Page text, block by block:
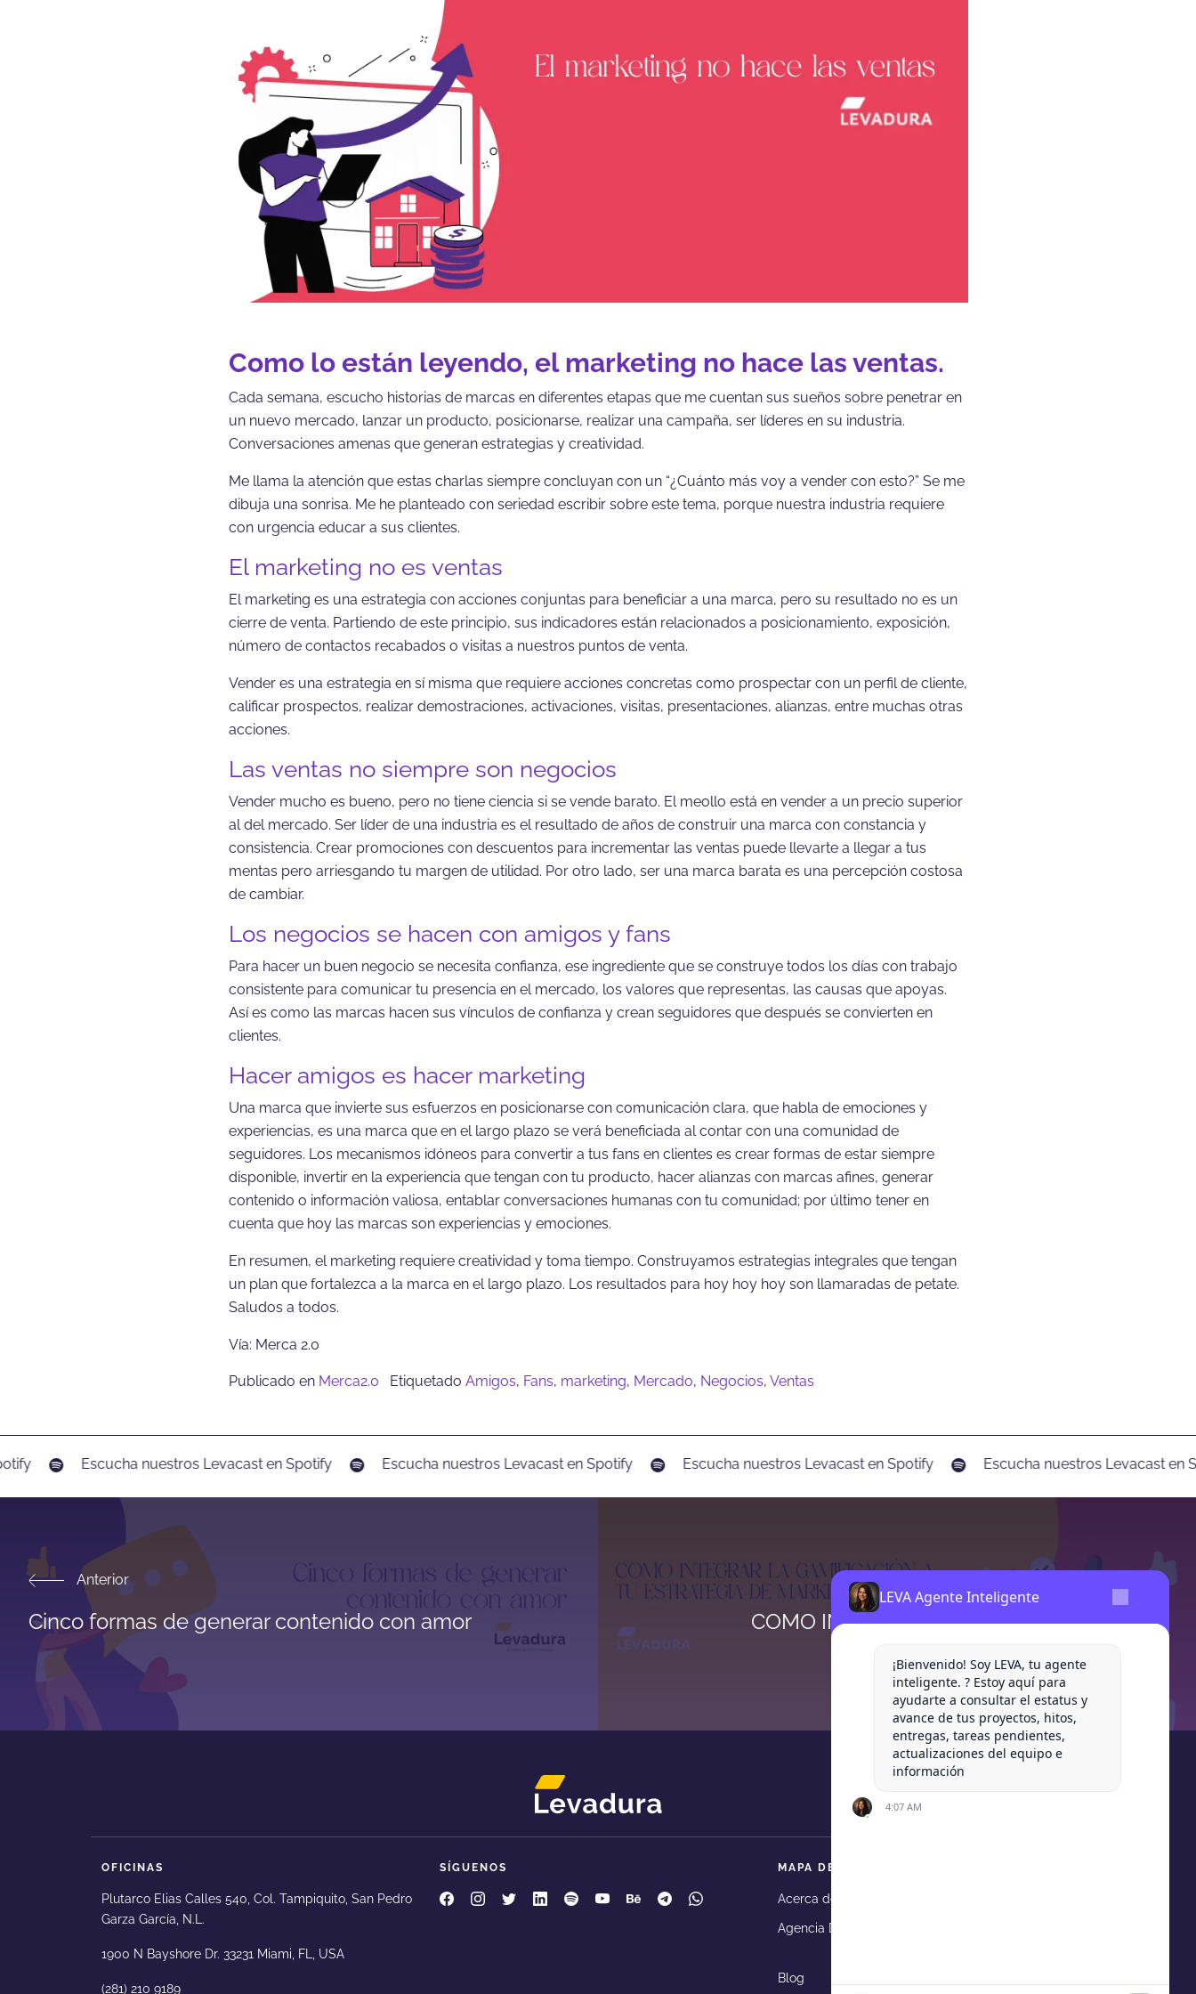
LEVA Agente Inteligente
¡Bienvenido! Soy LEVA, tu agente
inteligente. ? Estoy aquí para
ayudarte a consultar el estatus y
avance de tus proyectos, hitos,
entregas, tareas pendientes,
actualizaciones del equipo e
información
4:07 AM
Como lo están leyendo, el marketing no hace las ventas.
Cada semana, escucho historias de marcas en diferentes etapas que me cuentan sus sueños sobre penetrar en
un nuevo mercado, lanzar un producto, posicionarse, realizar una campaña, ser líderes en su industria.
Conversaciones amenas que generan estrategias y creatividad.
Me llama la atención que estas charlas siempre concluyan con un “¿Cuánto más voy a vender con esto?” Se me
dibuja una sonrisa. Me he planteado con seriedad escribir sobre este tema, porque nuestra industria requiere
con urgencia educar a sus clientes.
El marketing no es ventas
El marketing es una estrategia con acciones conjuntas para beneficiar a una marca, pero su resultado no es un
cierre de venta. Partiendo de este principio, sus indicadores están relacionados a posicionamiento, exposición,
número de contactos recabados o visitas a nuestros puntos de venta.
Vender es una estrategia en sí misma que requiere acciones concretas como prospectar con un perfil de cliente,
calificar prospectos, realizar demostraciones, activaciones, visitas, presentaciones, alianzas, entre muchas otras
acciones.
Las ventas no siempre son negocios
Vender mucho es bueno, pero no tiene ciencia si se vende barato. El meollo está en vender a un precio superior
al del mercado. Ser líder de una industria es el resultado de años de construir una marca con constancia y
consistencia. Crear promociones con descuentos para incrementar las ventas puede llevarte a llegar a tus
mentas pero arriesgando tu margen de utilidad. Por otro lado, ser una marca barata es una percepción costosa
de cambiar.
Los negocios se hacen con amigos y fans
Para hacer un buen negocio se necesita confianza, ese ingrediente que se construye todos los días con trabajo
consistente para comunicar tu presencia en el mercado, los valores que representas, las causas que apoyas.
Así es como las marcas hacen sus vínculos de confianza y crean seguidores que después se convierten en
clientes.
Hacer amigos es hacer marketing
Una marca que invierte sus esfuerzos en posicionarse con comunicación clara, que habla de emociones y
experiencias, es una marca que en el largo plazo se verá beneficiada al contar con una comunidad de
seguidores. Los mecanismos idóneos para convertir a tus fans en clientes es crear formas de estar siempre
disponible, invertir en la experiencia que tengan con tu producto, hacer alianzas con marcas afines, generar
contenido o información valiosa, entablar conversaciones humanas con tu comunidad; por último tener en
cuenta que hoy las marcas son experiencias y emociones.
En resumen, el marketing requiere creatividad y toma tiempo. Construyamos estrategias integrales que tengan
un plan que fortalezca a la marca en el largo plazo. Los resultados para hoy hoy hoy son llamaradas de petate.
Saludos a todos.
Vía: Merca 2.0
Publicado en Merca2.0 Etiquetado Amigos, Fans, marketing, Mercado, Negocios, Ventas
Escucha nuestros Levacast en Spotify Escucha nuestros Levacast en Spotify Escucha nuestros Levacast en Spotify Escucha nuestros Levacast en
Anterior
Cinco formas de generar contenido con amor
COMO INTEGRAR LA GAMIFICACIÓN A TU
OFICINAS
Plutarco Elias Calles 540, Col. Tampiquito, San Pedro
Garza García, N.L.
1900 N Bayshore Dr. 33231 Miami, FL, USA
(281) 210 9189
SÍGUENOS
Levadura Agencia en facebook
Levadura Agencia en instagram
Levadura Agencia en twitter
Levadura Agencia en linkedin
Levadura Agencia en spotify
Levadura Agencia en youtube
Levadura Agencia en behance
Levadura Agencia en telegram
Levadura Agencia en whatsapp
MAPA DE SITIO
Acerca de Levadura
Agencia Digital
Blog